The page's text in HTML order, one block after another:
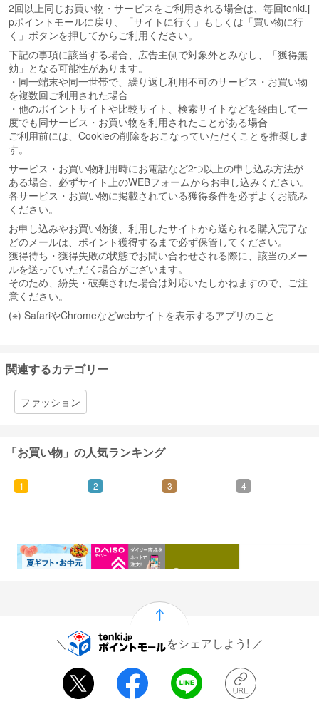
2回以上同じお買い物・サービスをご利用される場合は、毎回tenki.j
pポイントモールに戻り、「サイトに行く」もしくは「買い物に行
く」ボタンを押してからご利用ください。
下記の事項に該当する場合、広告主側で対象外とみなし、「獲得無
効」となる可能性があります。
・同一端末や同一世帯で、繰り返し利用不可のサービス・お買い物
を複数回ご利用された場合
・他のポイントサイトや比較サイト、検索サイトなどを経由して一
度でも同サービス・お買い物を利用されたことがある場合
ご利用前には、Cookieの削除をおこなっていただくことを推奨しま
す。
サービス・お買い物利用時にお電話など2つ以上の申し込み方法が
ある場合、必ずサイト上のWEBフォームからお申し込みください。
各サービス・お買い物に掲載されている獲得条件を必ずよくお読み
ください。
お申し込みやお買い物後、利用したサイトから送られる購入完了な
どのメールは、ポイント獲得するまで必ず保管してください。
獲得待ち・獲得失敗の状態でお問い合わせされる際に、該当のメー
ルを送っていただく場合がございます。
そのため、紛失・破棄された場合は対応いたしかねますので、ご注
意ください。
(※) SafariやChromeなどwebサイトを表示するアプリのこと
関連するカテゴリー
ファッション
「お買い物」の人気ランキング
1
0.46%還元
2
1.5%還元
3 4
をシェアしよう!